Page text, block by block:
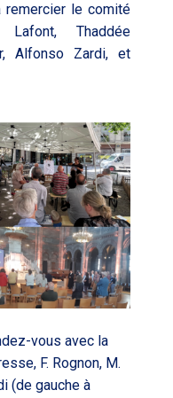
le comité
Lafont, Thaddée
Alfonso Zardi, et
vous avec la
F. Rognon, M.
(de gauche à